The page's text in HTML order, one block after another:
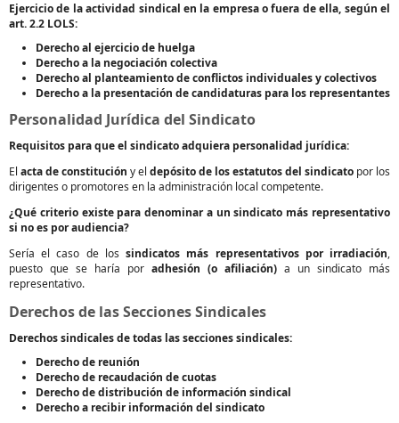
Ejercicio de la actividad sindical en la empresa o fuera de ella, según el
art. 2.2 LOLS:
Derecho al ejercicio de huelga
Derecho a la negociación colectiva
Derecho al planteamiento de conflictos individuales y colectivos
Derecho a la presentación de candidaturas para los representantes
Personalidad Jurídica del Sindicato
Requisitos para que el sindicato adquiera personalidad jurídica:
El acta de constitución y el depósito de los estatutos del sindicato por los
dirigentes o promotores en la administración local competente.
¿Qué criterio existe para denominar a un sindicato más representativo
si no es por audiencia?
Sería el caso de lossindicatos más representativos por irradiación,
puesto que se haría por adhesión (o afiliación) a un sindicato más
representativo.
Derechos de las Secciones Sindicales
Derechos sindicales de todas las secciones sindicales:
Derecho de reunión
Derecho de recaudación de cuotas
Derecho de distribución de información sindical
Derecho a recibir información del sindicato